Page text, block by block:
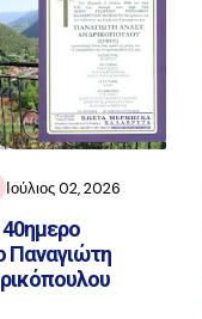
Ιούλιος 02, 2026
40ημερο
Παναγιώτη